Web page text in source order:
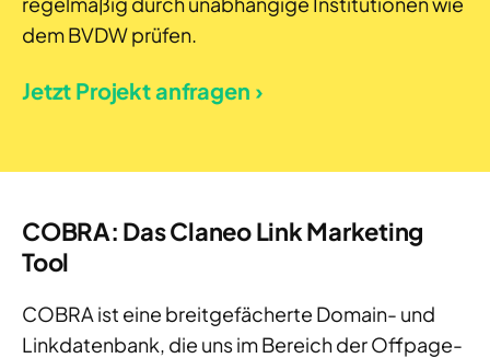
dem BVDW prüfen.
Jetzt Projekt anfragen ›
COBRA: Das Claneo Link Marketing
Tool
COBRA ist eine breitgefächerte Domain- und
Linkdatenbank, die uns im Bereich der Offpage-